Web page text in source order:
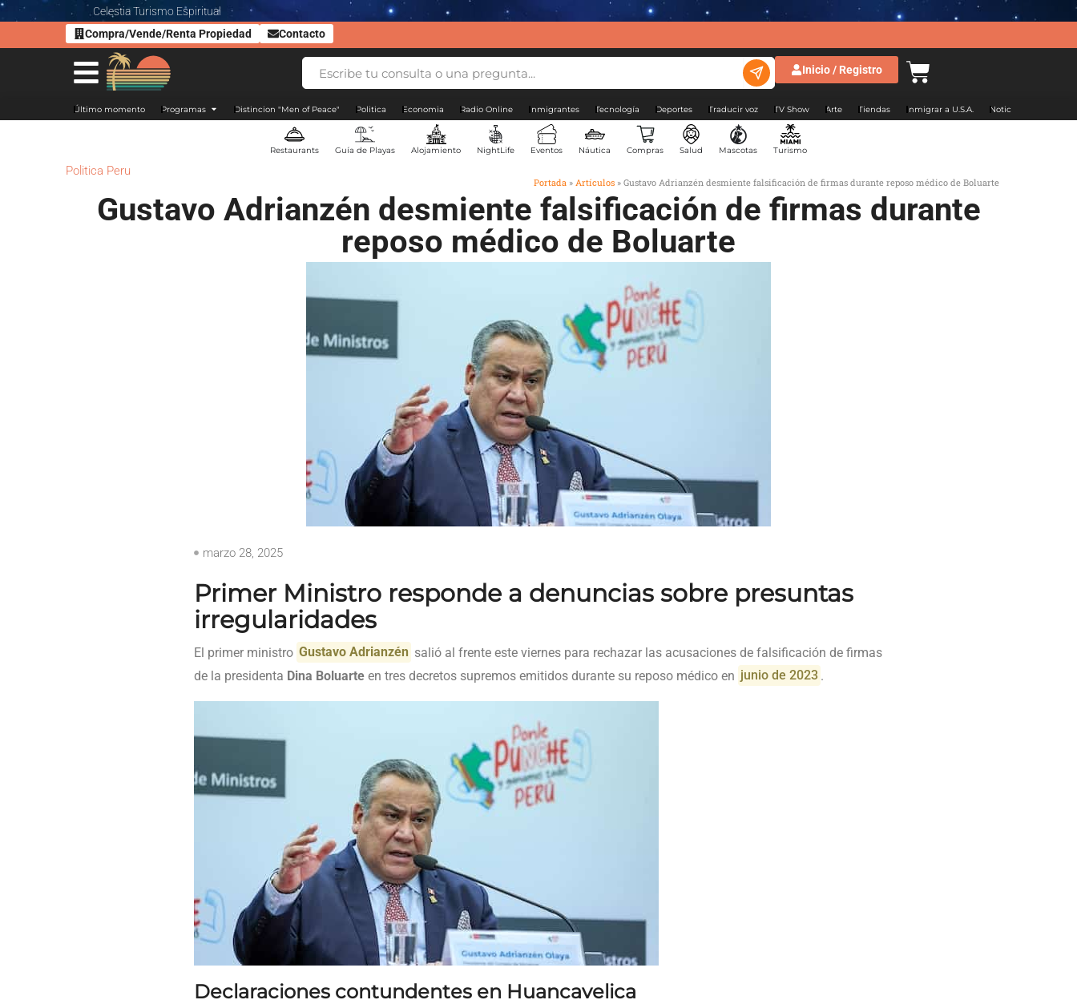
Celestia Turismo Espiritual
Compra/Vende/Renta Propiedad
Contacto
Inicio / Registro
Último momento Programas Distincion "Men of Peace" Politica Economia Radio Online Inmigrantes Tecnología Deportes Traducir voz TV Show Arte Tiendas Inmigrar a U.S.A. Noticias Argentina
Restaurants Guía de Playas Alojamiento NightLife Eventos Náutica Compras Salud Mascotas Turismo
Politica Peru
Portada » Artículos » Gustavo Adrianzén desmiente falsificación de firmas durante reposo médico de Boluarte
Gustavo Adrianzén desmiente falsificación de firmas durante
reposo médico de Boluarte
marzo 28, 2025
Primer Ministro responde a denuncias sobre presuntas
irregularidades
El primer ministro Gustavo Adrianzén salió al frente este viernes para rechazar las acusaciones de falsificación de firmas
de la presidenta Dina Boluarte en tres decretos supremos emitidos durante su reposo médico en junio de 2023 .
Declaraciones contundentes en Huancavelica